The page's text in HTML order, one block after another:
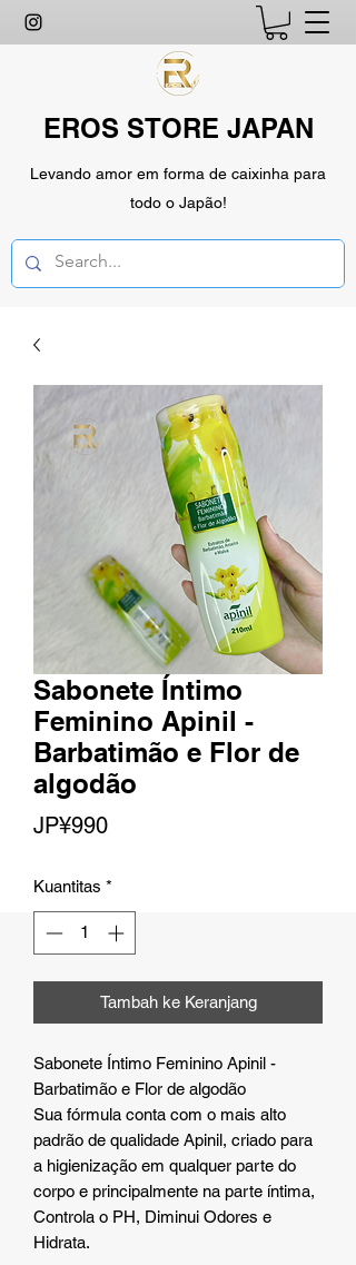
EROS STORE JAPAN
Levando amor em forma de caixinha para
todo o Japão!
Sabonete Íntimo
Feminino Apinil -
Barbatimão e Flor de
algodão
JP¥990Harga
Kuantitas *
Tambah ke Keranjang
Sabonete Íntimo Feminino Apinil -
Barbatimão e Flor de algodão
Sua fórmula conta com o mais alto
padrão de qualidade Apinil, criado para
a higienização em qualquer parte do
corpo e principalmente na parte íntima,
Controla o PH, Diminui Odores e
Hidrata.